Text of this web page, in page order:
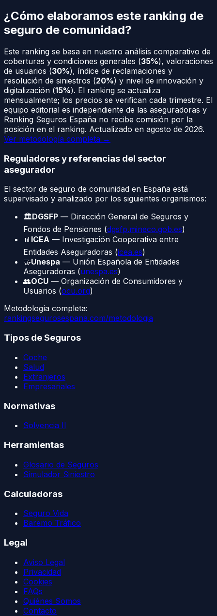
¿Cómo elaboramos este ranking de
seguro de comunidad?
Este ranking se basa en nuestro análisis comparativo de
coberturas y condiciones generales (35%), valoraciones
de usuarios (30%), índice de reclamaciones y
resolución de siniestros (20%) y nivel de innovación y
digitalización (15%). El ranking se actualiza
mensualmente; los precios se verifican cada trimestre. El
equipo editorial es independiente de las aseguradoras y
Ranking Seguros España no recibe comisión por la
posición en el ranking. Actualizado en agosto de 2026.
Ver metodología completa →
Reguladores y referencias del sector
asegurador
El sector de seguro de comunidad en España está
supervisado y analizado por los siguientes organismos:
🏛️DGSFP — Dirección General de Seguros y
Fondos de Pensiones (dgsfp.mineco.gob.es)
📊ICEA — Investigación Cooperativa entre
Entidades Aseguradoras (icea.es)
🤝Unespa — Unión Española de Entidades
Aseguradoras (unespa.es)
👥OCU — Organización de Consumidores y
Usuarios (ocu.org)
Metodología completa:
rankingsegurosespana.com/metodologia
Tipos de Seguros
Coche
Salud
Extranjeros
Empresariales
Normativas
Solvencia II
Herramientas
Glosario de Seguros
Simulador Siniestro
Calculadoras
Seguro Vida
Baremo Tráfico
Legal
Aviso Legal
Privacidad
Cookies
FAQs
Quiénes Somos
Contacto